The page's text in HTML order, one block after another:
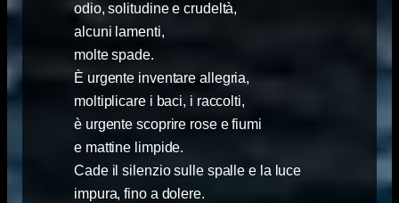
odio, solitudine e crudeltà,
alcuni lamenti,
molte spade.
È urgente inventare allegria,
moltiplicare i baci, i raccolti,
è urgente scoprire rose e fiumi
e mattine limpide.
Cade il silenzio sulle spalle e la luce
impura, fino a dolere.